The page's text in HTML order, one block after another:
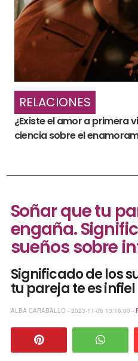
RELACIONES
¿Existe el amor a primera
ciencia sobre el
Soñar que tu
engaña.
sueños sobre
Significado de los
tu pareja te es infiel
ALBA CARABALLO - 2023-11-06 13:16:00 -